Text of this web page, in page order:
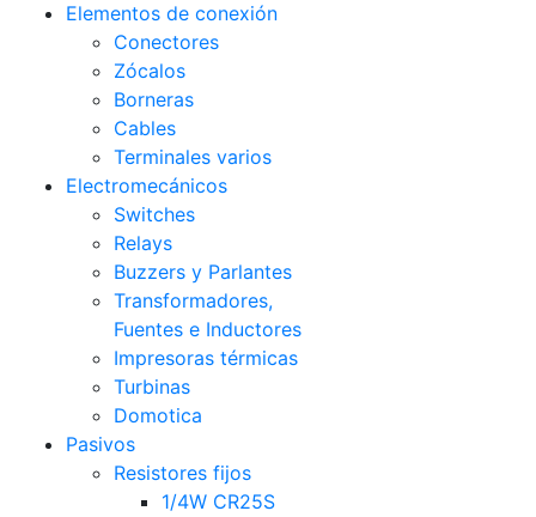
Elementos de conexión
Conectores
Zócalos
Borneras
Cables
Terminales varios
Electromecánicos
Switches
Relays
Buzzers y Parlantes
Transformadores,
Fuentes e Inductores
Impresoras térmicas
Turbinas
Domotica
Pasivos
Resistores fijos
1/4W CR25S